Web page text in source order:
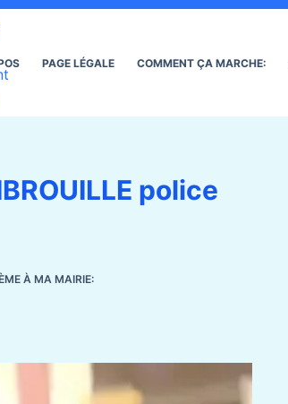
PAGE LÉGALE COMMENT ÇA MARCHE:
police
À MA MAIRIE: